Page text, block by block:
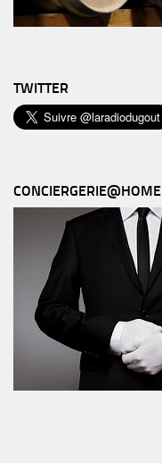
TWITTER
CONCIERGERIE@HOME